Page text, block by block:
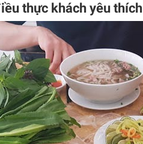
thực khách yêu thích